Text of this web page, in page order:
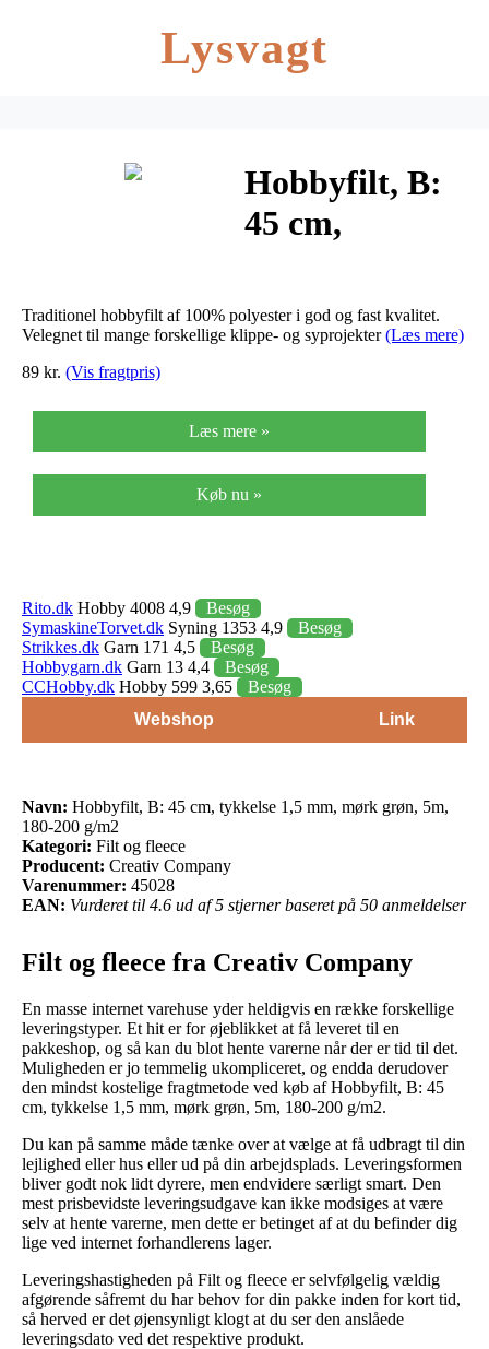
Lysvagt
Hobbyfilt, B:
45 cm,
mm, mørk
grøn, 5m, 180-
Traditionel hobbyfilt af 100% polyester i god og fast kvalitet.
Velegnet til mange forskellige klippe- og syprojekter(Læs mere)
89 kr. (Vis fragtpris)
Læs mere »
Køb nu »
Rito.dk Hobby 4008 4,9
Besøg
SymaskineTorvet.dk Syning 1353 4,9
Besøg
Strikkes.dk Garn 171 4,5
Besøg
Hobbygarn.dk Garn 13 4,4
Besøg
CCHobby.dk Hobby 599 3,65
Besøg
Webshop
Link
Navn: Hobbyfilt, B: 45 cm, tykkelse 1,5 mm, mørk grøn, 5m,
180-200 g/m2
Kategori: Filt og fleece
Producent: Creativ Company
Varenummer: 45028
EAN: Vurderet til 4.6 ud af 5 stjerner baseret på 50 anmeldelser
Filt og fleece fra Creativ Company
En masse internet varehuse yder heldigvis en række forskellige
leveringstyper. Et hit er for øjeblikket at få leveret til en
pakkeshop, og så kan du blot hente varerne når der er tid til det.
Muligheden er jo temmelig ukompliceret, og endda derudover
den mindst kostelige fragtmetode ved køb af Hobbyfilt, B: 45
cm, tykkelse 1,5 mm, mørk grøn, 5m, 180-200 g/m2.
Du kan på samme måde tænke over at vælge at få udbragt til din
lejlighed eller hus eller ud på din arbejdsplads. Leveringsformen
bliver godt nok lidt dyrere, men endvidere særligt smart. Den
mest prisbevidste leveringsudgave kan ikke modsiges at være
selv at hente varerne, men dette er betinget af at du befinder dig
lige ved internet forhandlerens lager.
Leveringshastigheden på Filt og fleece er selvfølgelig vældig
afgørende såfremt du har behov for din pakke inden for kort tid,
så herved er det øjensynligt klogt at du ser den anslåede
leveringsdato ved det respektive produkt.